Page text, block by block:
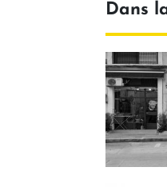
Dans